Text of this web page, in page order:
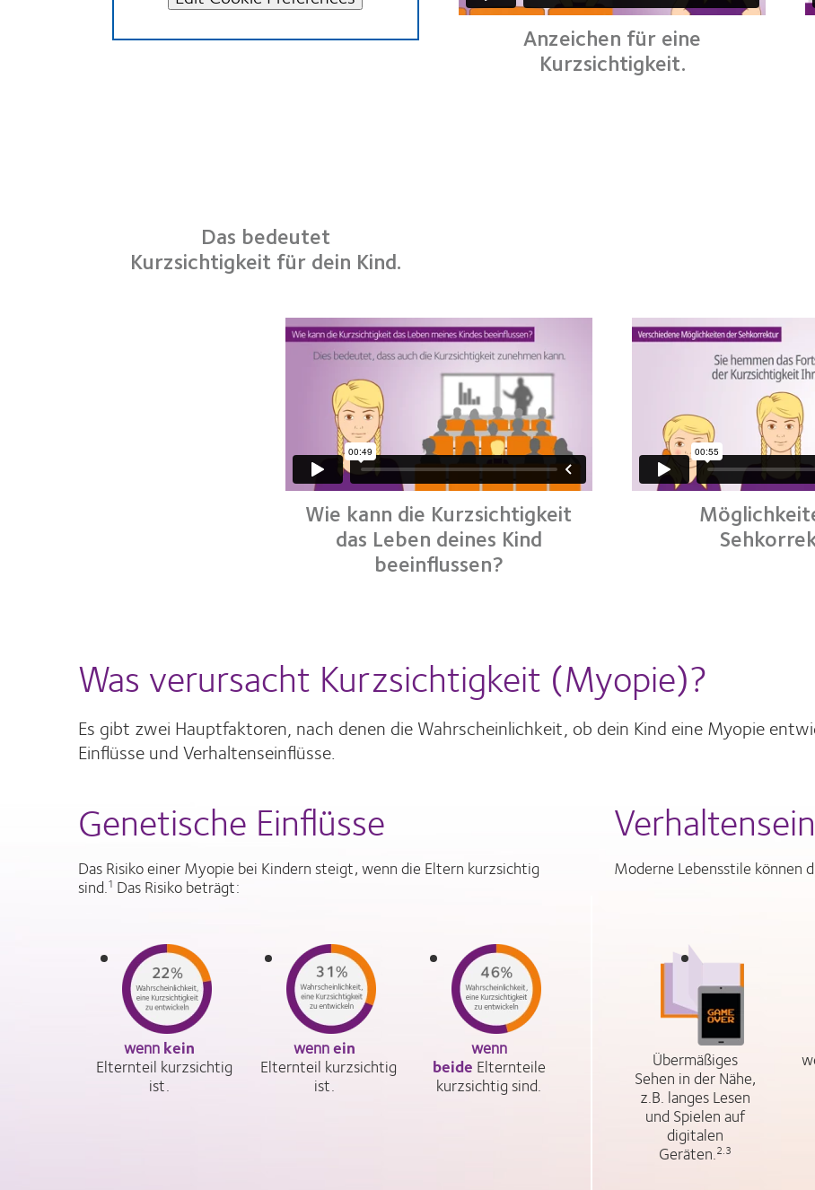
Das bedeutet
Kurzsichtigkeit für dein Kind.
Anzeichen für eine
Kurzsichtigkeit.
Wie kann die Kurzsichtigkeit
das Leben deines Kind
beeinflussen?
Was verursacht Kurzsichtigkeit (Myopie)?
Es gibt zwei Hauptfaktoren, nach denen die Wahrscheinlichkeit, ob dein Kind eine Myopie
Einflüsse und Verhaltenseinflüsse.
Genetische Einflüsse
Das Risiko einer Myopie bei Kindern steigt, wenn die Eltern kurzsichtig
sind.1 Das Risiko beträgt:
wennkein
Elternteil kurzsichtig
ist.
wennein
Elternteil kurzsichtig
ist.
wenn
beide Elternteile
kurzsichtig sind.
Moderne Lebensstile können
Übermäßiges
Sehen in der Nähe,
z.B. langes Lesen
und Spielen auf
digitalen
Geräten.2.3